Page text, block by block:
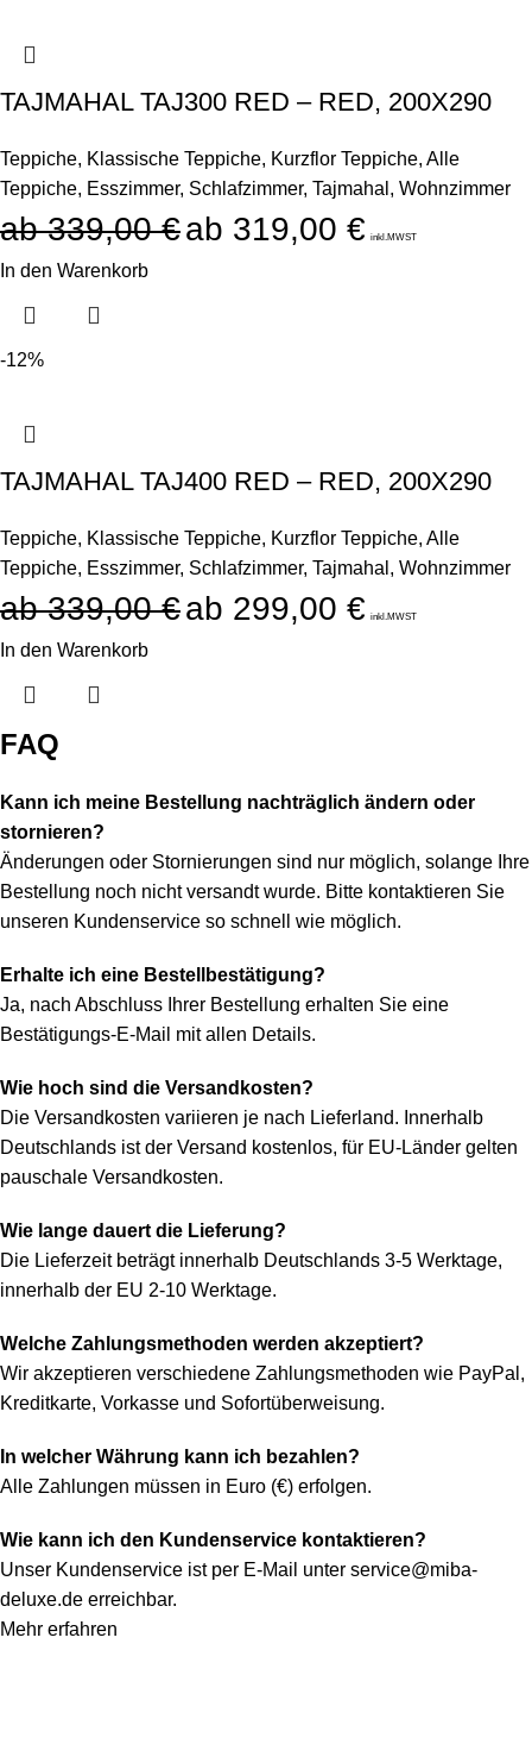
TAJMAHAL TAJ300 RED – RED, 200X290
Teppiche, Klassische Teppiche, Kurzflor Teppiche, Alle
Teppiche, Esszimmer, Schlafzimmer, Tajmahal , Wohnzimmer
339,00€ 319,00 € inkl.MWST
In den Warenkorb
-12%
TAJMAHAL TAJ400 RED – RED, 200X290
Teppiche, Klassische Teppiche, Kurzflor Teppiche, Alle
Teppiche, Esszimmer, Schlafzimmer, Tajmahal , Wohnzimmer
339,00€ 299,00 € inkl.MWST
In den Warenkorb
FAQ
Kann ich meine Bestellung nachträglich ändern oder
stornieren?
Änderungen oder Stornierungen sind nur möglich, solange Ihre
Bestellung noch nicht versandt wurde. Bitte kontaktieren Sie
unseren Kundenservice so schnell wie möglich.
Erhalte ich eine Bestellbestätigung?
Ja, nach Abschluss Ihrer Bestellung erhalten Sie eine
Bestätigungs-E-Mail mit allen Details.
Wie hoch sind die Versandkosten?
Die Versandkosten variieren je nach Lieferland. Innerhalb
Deutschlands ist der Versand kostenlos, für EU-Länder gelten
pauschale Versandkosten.
Wie lange dauert die Lieferung?
Die Lieferzeit beträgt innerhalb Deutschlands 3-5 Werktage,
innerhalb der EU 2-10 Werktage.
Welche Zahlungsmethoden werden akzeptiert?
Wir akzeptieren verschiedene Zahlungsmethoden wie PayPal,
Kreditkarte, Vorkasse und Sofortüberweisung.
In welcher Währung kann ich bezahlen?
Alle Zahlungen müssen in Euro (€) erfolgen.
Wie kann ich den Kundenservice kontaktieren?
Unser Kundenservice ist per E-Mail unter service@miba-
deluxe.de erreichbar.
Mehr erfahren